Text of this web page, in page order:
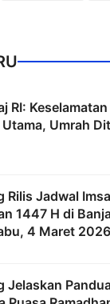
RI:
Umrah
Rilis Jadwal
1447 H di
4 Maret 2026
Jelaskan